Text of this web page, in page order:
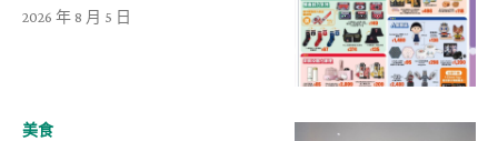
2026 年 8 月 5 日
美食